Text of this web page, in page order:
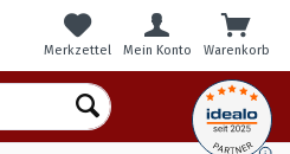
Warenkorb
Merkzettel Mein Konto